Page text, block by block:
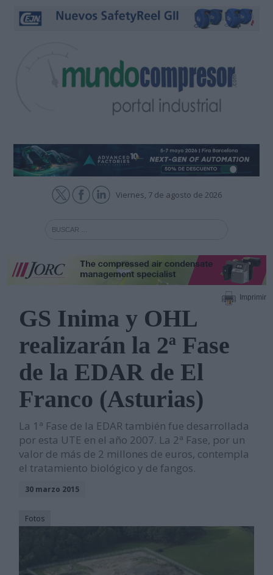
Viernes, 7 de agosto de 2026
Imprimir
GS Inima y OHL
realizarán la 2ª Fase
de la EDAR de El
Franco (Asturias)
La 1ª Fase de la EDAR también fue desarrollada
por esta UTE en el año 2007. La 2ª Fase, por un
valor de más de 2 millones de euros, contempla
el tratamiento biológico y de fangos.
30 marzo 2015
Fotos